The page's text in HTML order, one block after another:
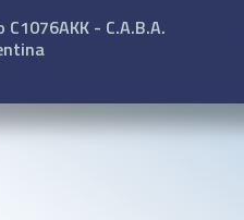
C1076AKK - C.A.B.A.